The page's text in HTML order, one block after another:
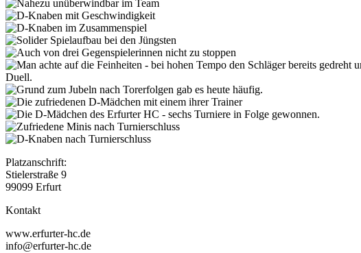
Platzanschrift:
Stielerstraße 9
99099 Erfurt
Kontakt
www.erfurter-hc.de
info@erfurter-hc.de